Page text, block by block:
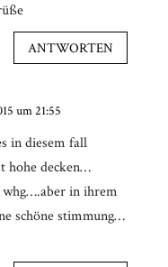
ANTWORTEN
um 21:55
in diesem fall
hohe decken…
in ihrem
schöne stimmung…